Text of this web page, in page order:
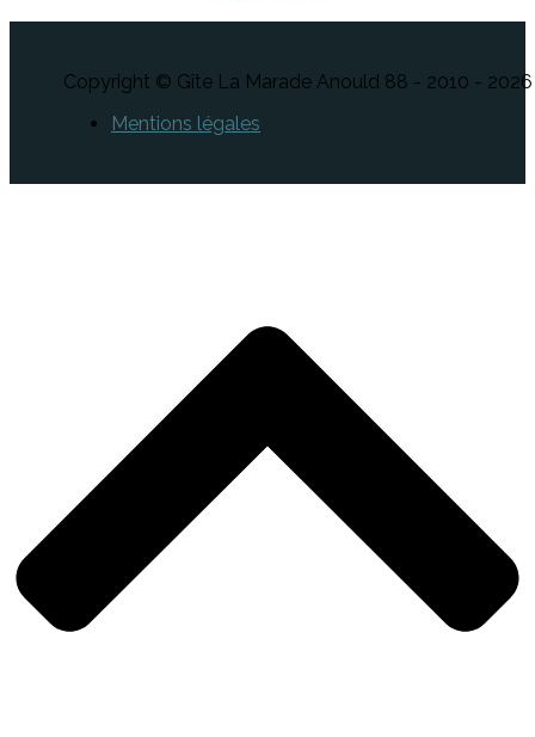
Copyright © Gîte La Marade Anould 88 - 2010 - 2026
Mentions légales